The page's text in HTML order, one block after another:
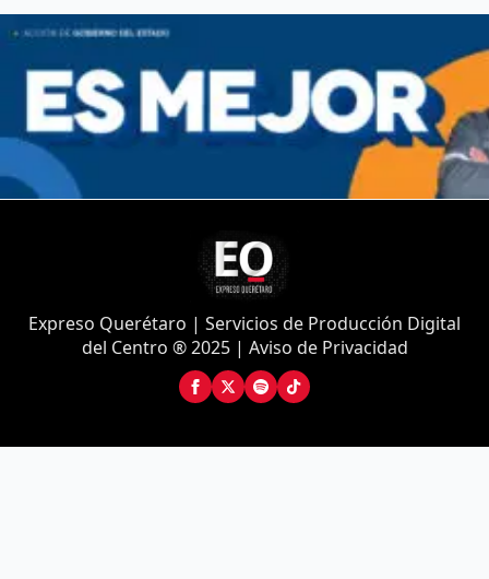
Expreso Querétaro | Servicios de Producción Digital
del Centro ® 2025 | Aviso de Privacidad